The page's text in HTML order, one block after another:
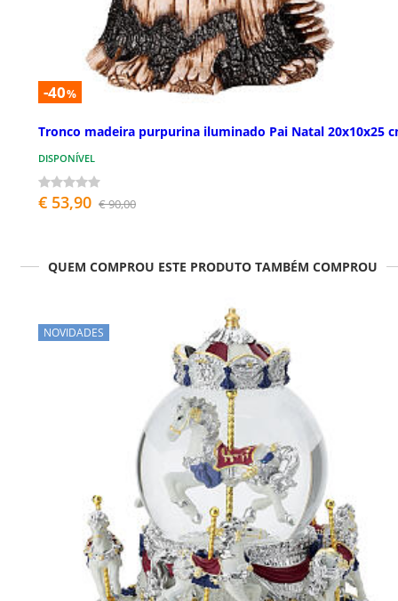
-40%
Tronco madeira purpurina iluminado Pai Natal 20x10x25
DISPONÍVEL
€ 53,90 € 90,00
QUEM COMPROU ESTE PRODUTO TAMBÉM COMPROU
NOVIDADES